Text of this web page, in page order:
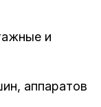
и
аппаратов